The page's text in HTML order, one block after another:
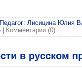
Педагог: Лисицина Юлия
Комментарии (0)
в русском